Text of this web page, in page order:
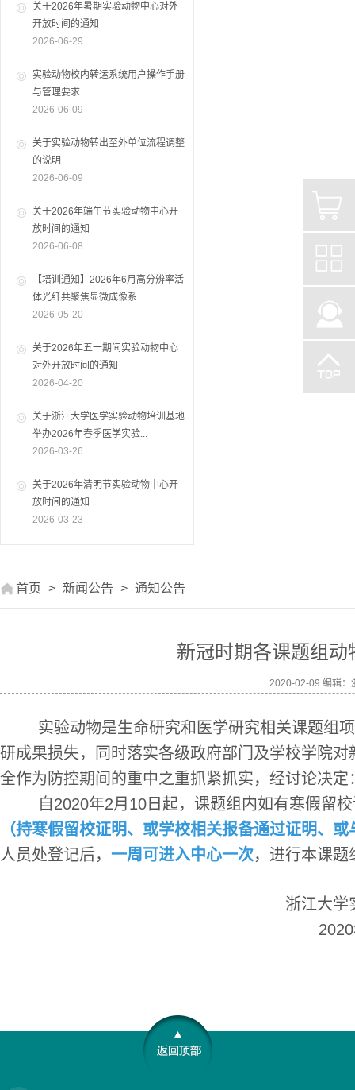
关于2026年暑期实验动物中心对外
开放时间的通知
2026-06-29
实验动物校内转运系统用户操作手册
与管理要求
2026-06-09
关于实验动物转出至外单位流程调整
的说明
2026-06-09
关于2026年端午节实验动物中心开
放时间的通知
2026-06-08
【培训通知】2026年6月高分辨率活
体光纤共聚焦显微成像系...
2026-05-20
关于2026年五一期间实验动物中心
对外开放时间的通知
2026-04-20
关于浙江大学医学实验动物培训基地
举办2026年春季医学实验...
2026-03-26
关于2026年清明节实验动物中心开
放时间的通知
2026-03-23
首页 > 新闻公告 > 通知公告
新冠时期各课题组
2020-02-09 编辑：
实验动物是生命研究和医学研究相关课题组项
研成果损失，同时落实各级政府部门及学校学院
全作为防控期间的重中之重抓紧抓实，经讨论决定
自2020年2月10日起，课题组内如有寒假留校
（持寒假留校证明、或学校相关报备通过证明、
人员处登记后， 一周可进入中心一次，进行本课
浙江大学实验动
2020年2月